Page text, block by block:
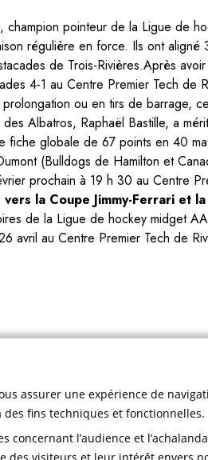
pointeur de la Ligue de
régulière en force. Ils ont
de Trois-Rivières.Après
4-1 au Centre Premier Tech
ou en tirs de barrage,
Albatros, Raphaël Bastille, a
fiche globale de 67 points en 40
(Bulldogs de Hamilton et
prochain à 19 h 30 au Centre
la Coupe Jimmy-Ferrari et
de la Ligue de hockey midget
avril au Centre Premier Tech de
assurer une expérience de
des fins techniques et fonctionnelles.
concernant l’audience et